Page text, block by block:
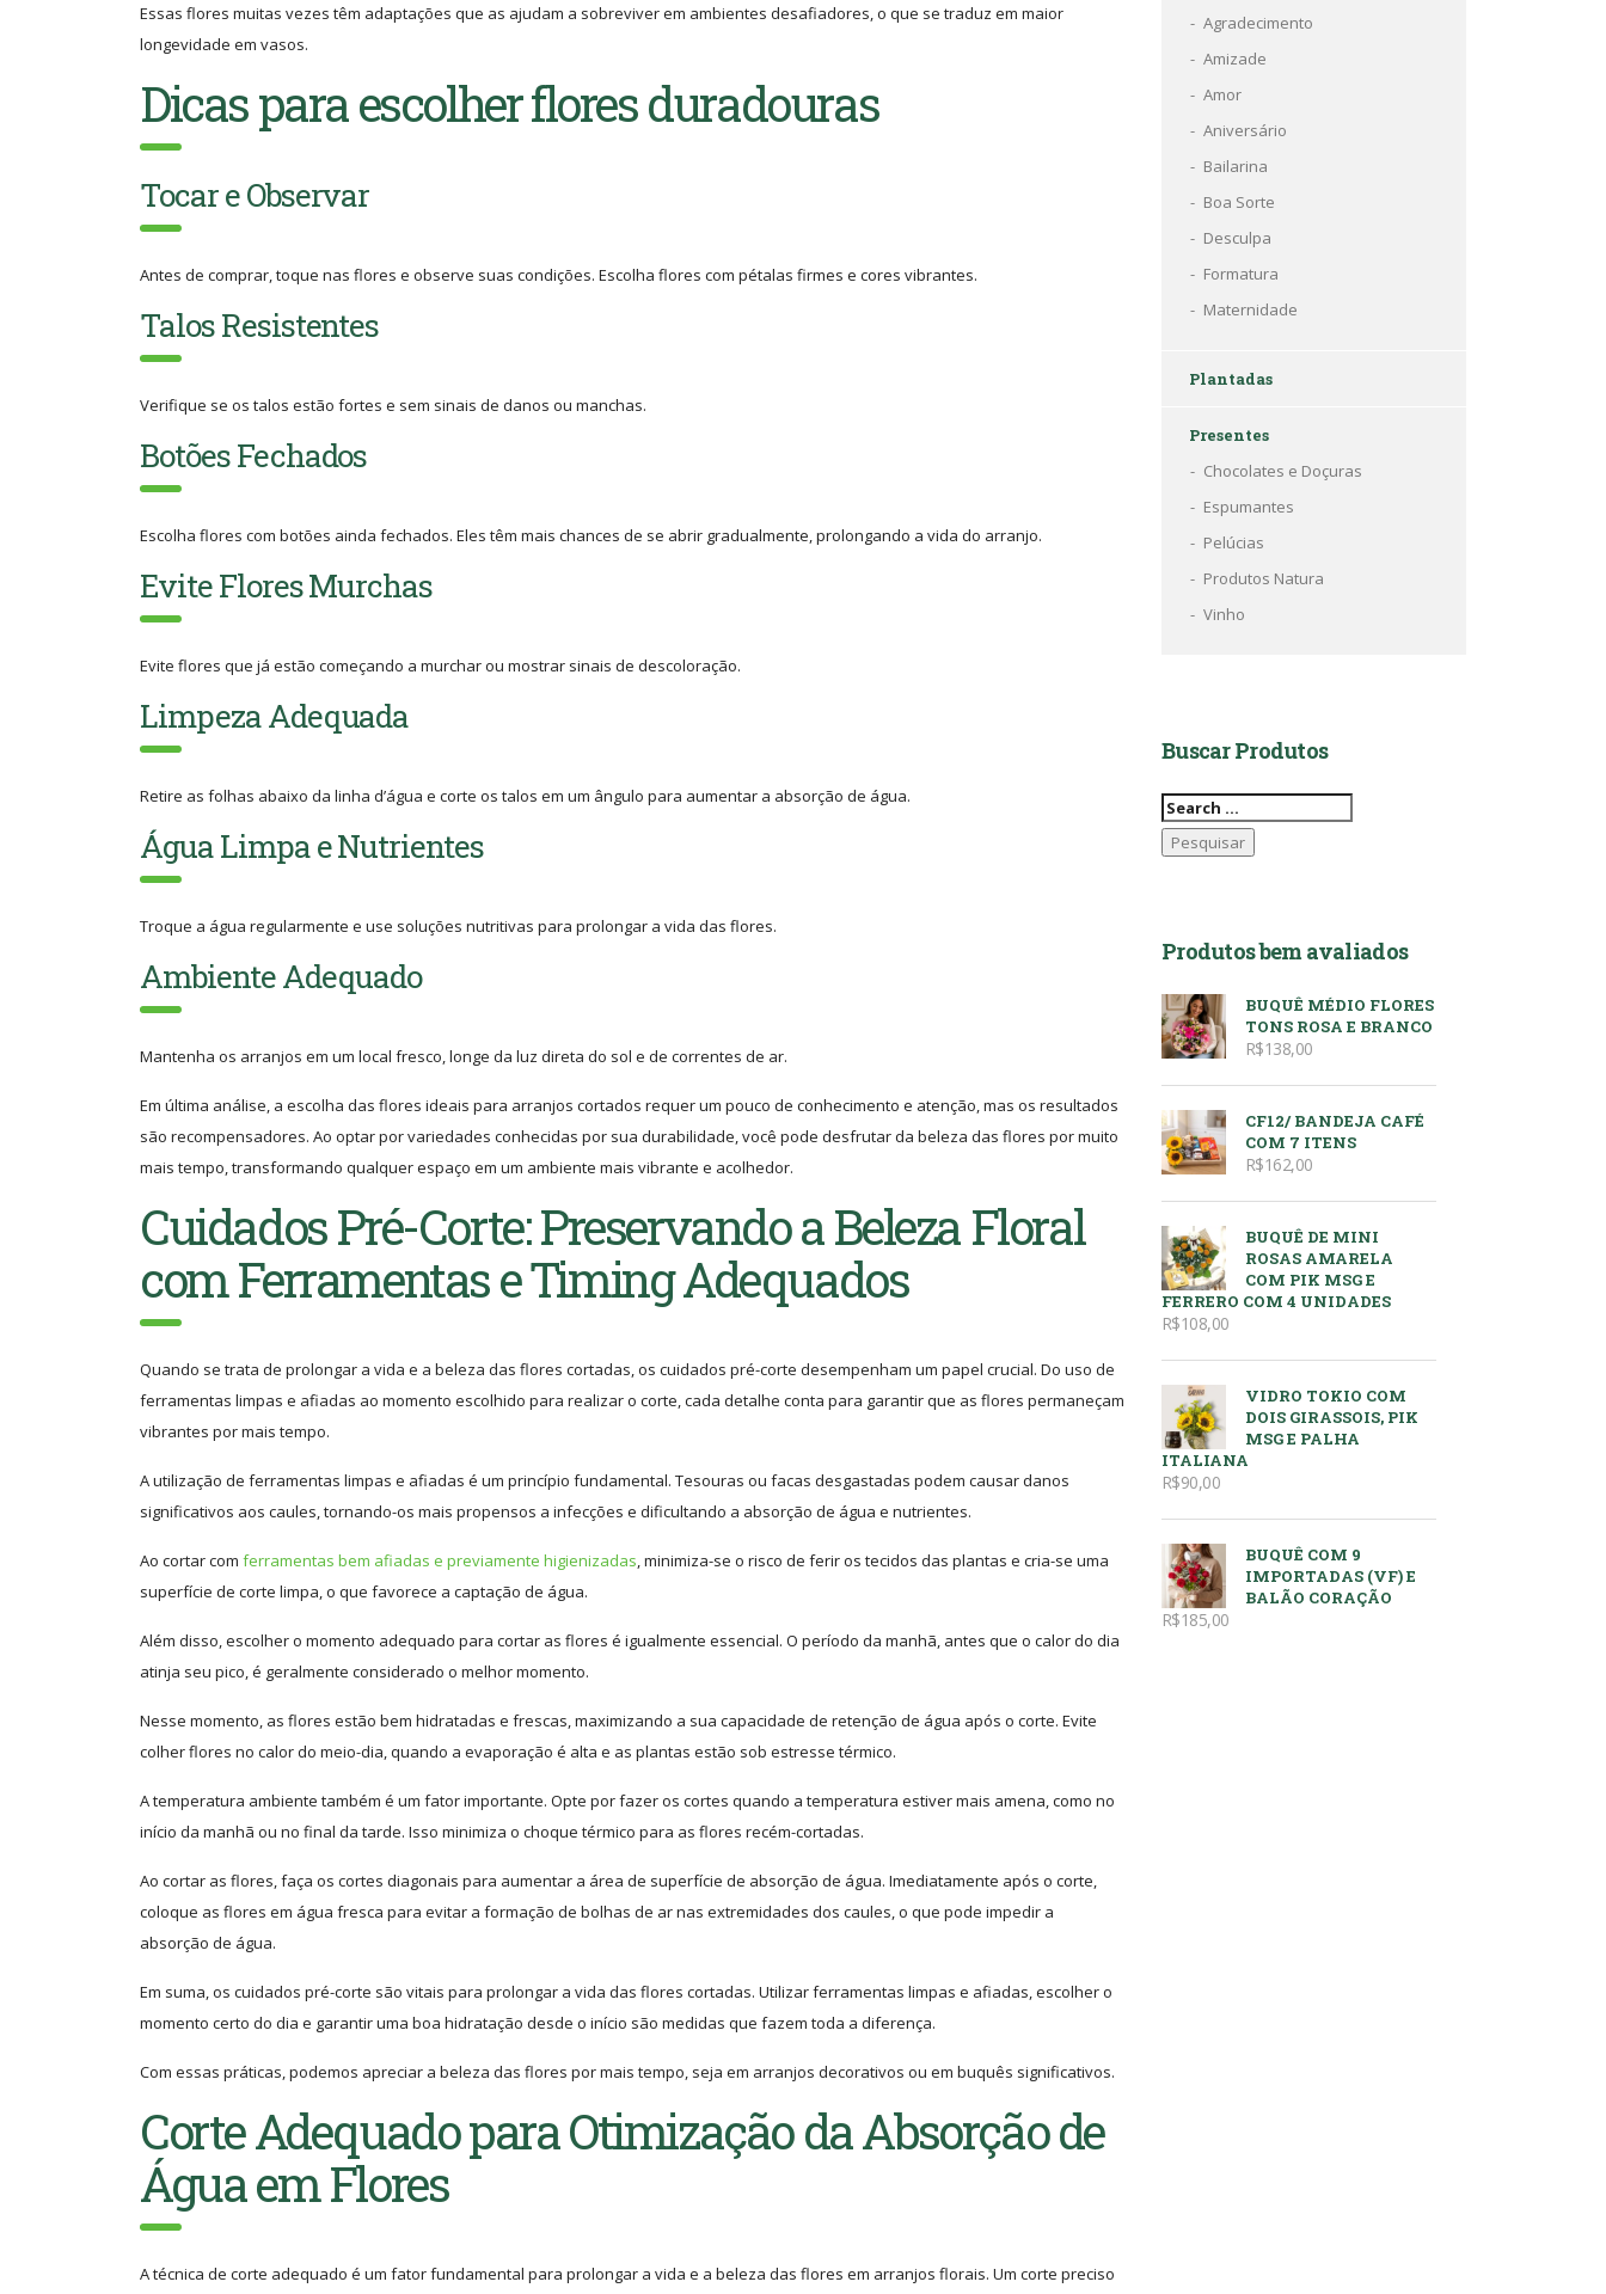
Essas flores muitas vezes têm adaptações que as ajudam a sobreviver em ambientes desafiadores, o que se traduz em maior
longevidade em vasos.
Dicas para escolher flores duradouras
Tocar e Observar
Antes de comprar, toque nas flores e observe suas condições. Escolha flores com pétalas firmes e cores vibrantes.
Talos Resistentes
Verifique se os talos estão fortes e sem sinais de danos ou manchas.
Botões Fechados
Escolha flores com botões ainda fechados. Eles têm mais chances de se abrir gradualmente, prolongando a vida do arranjo.
Evite Flores Murchas
Evite flores que já estão começando a murchar ou mostrar sinais de descoloração.
Limpeza Adequada
Retire as folhas abaixo da linha d’água e corte os talos em um ângulo para aumentar a absorção de água.
Água Limpa e Nutrientes
Troque a água regularmente e use soluções nutritivas para prolongar a vida das flores.
Ambiente Adequado
Mantenha os arranjos em um local fresco, longe da luz direta do sol e de correntes de ar.
Em última análise, a escolha das flores ideais para arranjos cortados requer um pouco de conhecimento e atenção, mas os resultados
são recompensadores. Ao optar por variedades conhecidas por sua durabilidade, você pode desfrutar da beleza das flores por muito
mais tempo, transformando qualquer espaço em um ambiente mais vibrante e acolhedor.
Cuidados Pré-Corte: Preservando a Beleza Floral
com Ferramentas e Timing Adequados
Quando se trata de prolongar a vida e a beleza das flores cortadas, os cuidados pré-corte desempenham um papel crucial. Do uso de
ferramentas limpas e afiadas ao momento escolhido para realizar o corte, cada detalhe conta para garantir que as flores permaneçam
vibrantes por mais tempo.
A utilização de ferramentas limpas e afiadas é um princípio fundamental. Tesouras ou facas desgastadas podem causar danos
significativos aos caules, tornando-os mais propensos a infecções e dificultando a absorção de água e nutrientes.
Ao cortar com ferramentas bem afiadas e previamente higienizadas, minimiza-se o risco de ferir os tecidos das plantas e cria-se uma
superfície de corte limpa, o que favorece a captação de água.
Além disso, escolher o momento adequado para cortar as flores é igualmente essencial. O período da manhã, antes que o calor do dia
atinja seu pico, é geralmente considerado o melhor momento.
Nesse momento, as flores estão bem hidratadas e frescas, maximizando a sua capacidade de retenção de água após o corte. Evite
colher flores no calor do meio-dia, quando a evaporação é alta e as plantas estão sob estresse térmico.
A temperatura ambiente também é um fator importante. Opte por fazer os cortes quando a temperatura estiver mais amena, como no
início da manhã ou no final da tarde. Isso minimiza o choque térmico para as flores recém-cortadas.
Ao cortar as flores, faça os cortes diagonais para aumentar a área de superfície de absorção de água. Imediatamente após o corte,
coloque as flores em água fresca para evitar a formação de bolhas de ar nas extremidades dos caules, o que pode impedir a
absorção de água.
Em suma, os cuidados pré-corte são vitais para prolongar a vida das flores cortadas. Utilizar ferramentas limpas e afiadas, escolher o
momento certo do dia e garantir uma boa hidratação desde o início são medidas que fazem toda a diferença.
Com essas práticas, podemos apreciar a beleza das flores por mais tempo, seja em arranjos decorativos ou em buquês significativos.
Corte Adequado para Otimização da Absorção de
Água em Flores
A técnica de corte adequado é um fator fundamental para prolongar a vida e a beleza das flores em arranjos florais. Um corte preciso
Agradecimento
Amizade
Amor
Aniversário
Bailarina
Boa Sorte
Desculpa
Formatura
Maternidade
Plantadas
Presentes
Chocolates e Doçuras
Espumantes
Pelúcias
Produtos Natura
Vinho
Buscar Produtos
Pesquisar
por:
Produtos bem avaliados
BUQUÊ MÉDIO FLORES
TONS ROSA E BRANCO
R$138,00
CF12/ BANDEJA CAFÉ
COM 7 ITENS
R$162,00
BUQUÊ DE MINI
ROSAS AMARELA
COM PIK MSG E
FERRERO COM 4 UNIDADES
R$108,00
VIDRO TOKIO COM
DOIS GIRASSOIS, PIK
MSG E PALHA
ITALIANA
R$90,00
BUQUÊ COM 9
IMPORTADAS (VF) E
BALÃO CORAÇÃO
R$185,00